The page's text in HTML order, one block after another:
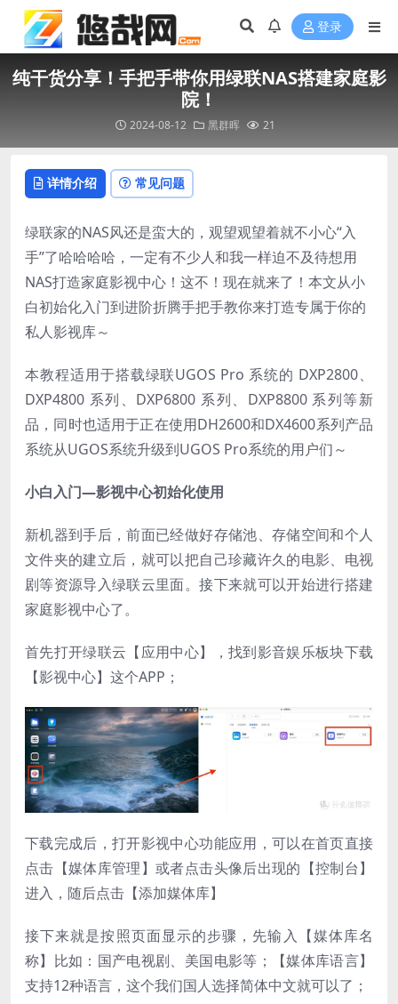
登录
纯干货分享！手把手带你用绿联NAS搭建家庭影
院！
2024-08-12 黑群晖 21
详情介绍 常见问题
绿联家的NAS风还是蛮大的，观望观望着就不小心“入
手”了哈哈哈哈，一定有不少人和我一样迫不及待想用
NAS打造家庭影视中心！这不！现在就来了！本文从小
白初始化入门到进阶折腾手把手教你来打造专属于你的
私人影视库～
本教程适用于搭载绿联UGOS Pro 系统的 DXP2800、
DXP4800 系列、DXP6800 系列、DXP8800 系列等新
品，同时也适用于正在使用DH2600和DX4600系列产品
系统从UGOS系统升级到UGOS Pro系统的用户们～
小白入门—影视中心初始化使用
新机器到手后，前面已经做好存储池、存储空间和个人
文件夹的建立后，就可以把自己珍藏许久的电影、电视
剧等资源导入绿联云里面。接下来就可以开始进行搭建
家庭影视中心了。
首先打开绿联云【应用中心】，找到影音娱乐板块下载
【影视中心】这个APP；
下载完成后，打开影视中心功能应用，可以在首页直接
点击【媒体库管理】或者点击头像后出现的【控制台】
进入，随后点击【添加媒体库】
接下来就是按照页面显示的步骤，先输入【媒体库名
称】比如：国产电视剧、美国电影等；【媒体库语言】
支持12种语言，这个我们国人选择简体中文就可以了；